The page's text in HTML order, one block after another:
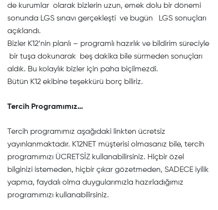
de kurumlar olarak bizlerin uzun, emek dolu bir dönemi
sonunda LGS sınavı gerçekleşti ve bugün LGS sonuçları
açıklandı.
Bizler K12’nin planlı – programlı hazırlık ve bildirim süreciyle
bir tuşa dokunarak beş dakika bile sürmeden sonuçları
aldık. Bu kolaylık bizler için paha biçilmezdi.
Bütün K12 ekibine teşekkürü borç biliriz.
Tercih Programımız…
Tercih programımız aşağıdaki linkten ücretsiz
yayınlanmaktadır. K12NET müşterisi olmasanız bile, tercih
programımızı ÜCRETSİZ kullanabilirsiniz. Hiçbir özel
bilginizi istemeden, hiçbir çıkar gözetmeden, SADECE iyilik
yapma, faydalı olma duygularımızla hazırladığımız
programımızı kullanabilirsiniz.